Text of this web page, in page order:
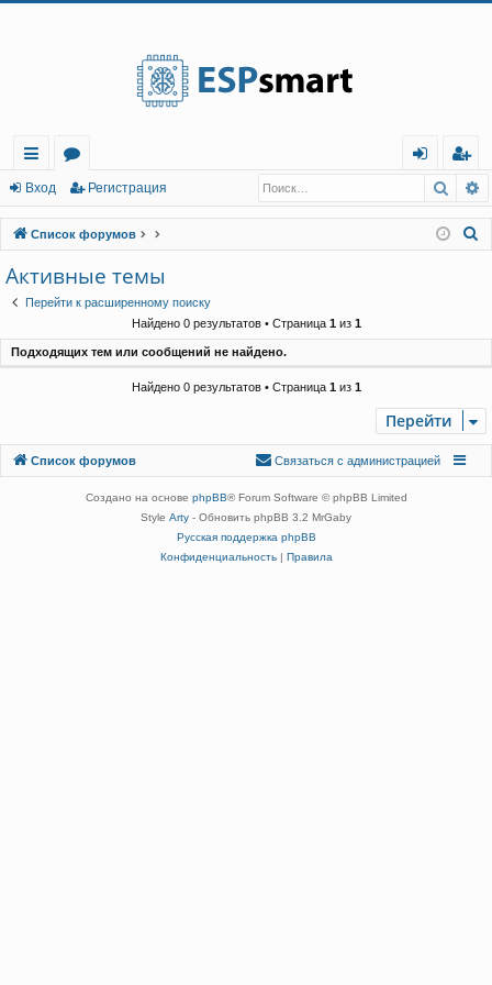
с
ы
лк
и
о
ру
м
ы
д
г
ис
тр
Вход Регистрация
Список форумов
Активные темы
Перейти к расширенному поиску
Найдено 0 результатов • Страница 1из 1
Подходящих тем или сообщений не найдено.
Найдено 0 результатов • Страница 1из 1
Перейти
Список форумов
Связаться с
Связаться с администрацией
Создано на основе phpBB® Forum Software © phpBB Limited
Style Arty - Обновить phpBB 3.2 MrGaby
Русская поддержка phpBB
Конфиденциальность| Правила